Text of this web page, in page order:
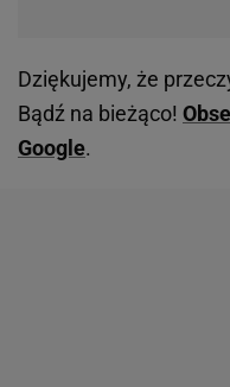
Dziękujemy, że
Bądź na bieżąco!
Google.